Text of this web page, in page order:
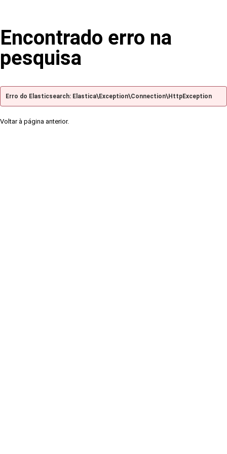
Encontrado erro na
pesquisa
Erro do Elasticsearch: Elastica\Exception\Connection\HttpException
Voltar à página anterior.